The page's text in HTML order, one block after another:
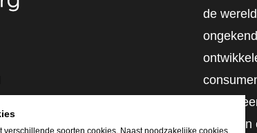
de
verschillende soorten cookies. Naast noodzakelijke cookies,